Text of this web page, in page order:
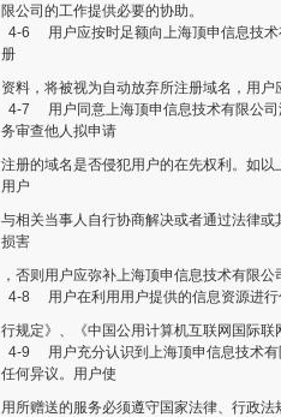
限公司的工作提供必要的协助。
4-6 用户应按时足额向上海顶申信息技术
册
资料，将被视为自动放弃所注册域名，用
4-7 用户同意上海顶申信息技术有限公司
务审查他人拟申请
注册的域名是否侵犯用户的在先权利。如
用户
与相关当事人自行协商解决或者通过法律
损害
，否则用户应弥补上海顶申信息技术有限
4-8 用户在利用用户提供的信息资源进行
行规定》、《中国公用计算机互联网国际
4-9 用户充分认识到上海顶申信息技术有
任何异议。用户使
用所赠送的服务必须遵守国家法律、行政